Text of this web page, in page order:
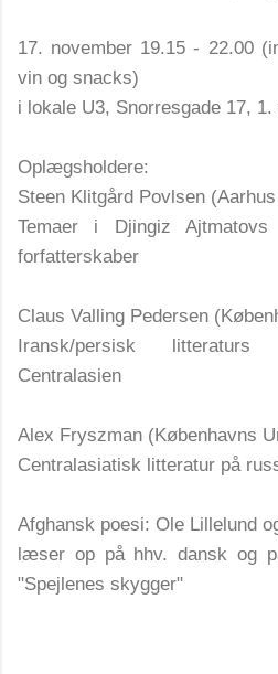
17. november 19.15 - 22.00
vin og snacks)
i lokale U3, Snorresgade 17,
Oplægsholdere:
Steen Klitgård Povlsen
Temaer i Djingiz
forfatterskaber
Claus Valling Pedersen
Iransk/persisk
Centralasien
Alex Fryszman (Københavns
Centralasiatisk litteratur på
Afghansk poesi: Ole Lillelund
læser op på hhv. dansk og
"Spejlenes skygger"